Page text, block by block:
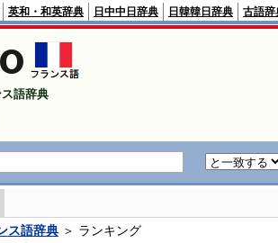
英和・和英辞典 日中中日辞典 日韓韓日辞典 古語辞
語辞典
ス語辞典 ＞ ランキング